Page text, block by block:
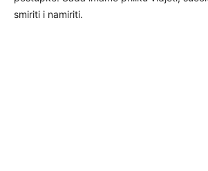
smiriti i namiriti.